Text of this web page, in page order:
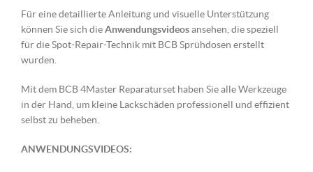
Für eine detaillierte Anleitung und visuelle Unterstützung
können Sie sich dieAnwendungsvideosansehen, die speziell
für die Spot-Repair-Technik mit BCB Sprühdosen erstellt
wurden.
Mit dem BCB 4Master Reparaturset haben Sie alle Werkzeuge
in der Hand, um kleine Lackschäden professionell und effizient
selbst zu beheben.
ANWENDUNGSVIDEOS: